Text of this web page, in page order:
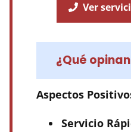
Ver
¿Qué
Aspectos
Servicio